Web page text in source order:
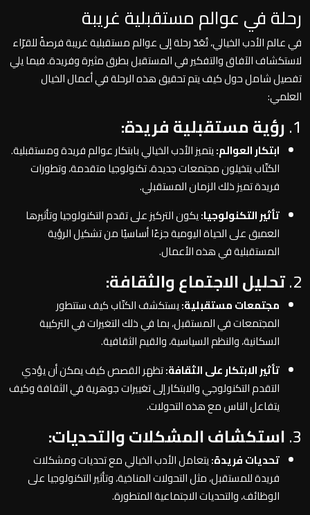
رحلة في عوالم مستقبلية غريبة
في عالم الأدب الخيالي، تُعَدّ رحلة إلى عوالم مستقبلية غريبة فرصةً للقرّاء
لاستكشاف الآفاق والتفكير في المستقبل بطرق مثيرة وفريدة. فيما يلي
تفصيل شامل حول كيف يتم تحقيق هذه الرحلة في أعمال الخيال
العلمي:
1. رؤية مستقبلية فريدة:
ابتكار العوالم:يتميز الأدب الخيالي بابتكار عوالم فريدة ومستقبلية.
الكتّاب يتخيلون مجتمعات جديدة، تكنولوجيا متقدمة، وتطورات
فريدة تميز ذلك الزمان المستقبلي.
تأثير التكنولوجيا:يكون التركيز على تقدم التكنولوجيا وتأثيرها
العميق على الحياة اليومية جزءًا أساسيًا من تشكيل الرؤية
المستقبلية في هذه الأعمال.
2. تحليل الاجتماع والثقافة:
مجتمعات مستقبلية:يستكشف الكتّاب كيف ستتطور
المجتمعات في المستقبل، بما في ذلك التغيرات في التركيبة
السكانية، والنظم السياسية، والقيم الثقافية.
تأثير الابتكار على الثقافة:تظهر القصص كيف يمكن أن يؤدي
التقدم التكنولوجي والابتكار إلى تغييرات جوهرية في الثقافة وكيف
يتفاعل الناس مع هذه التحولات.
3. استكشاف المشكلات والتحديات:
تحديات فريدة:يتعامل الأدب الخيالي مع تحديات ومشكلات
فريدة للمستقبل، مثل التحولات المناخية، وتأثير التكنولوجيا على
الوظائف، والتحديات الاجتماعية المتطورة.